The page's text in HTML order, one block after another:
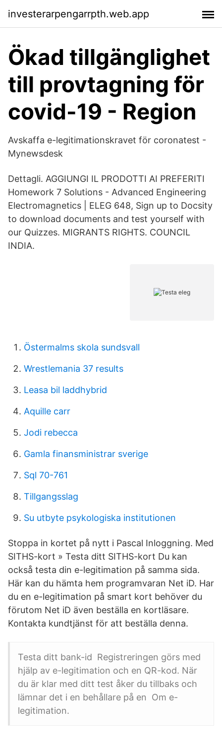
investerarpengarrpth.web.app
Ökad tillgänglighet
till provtagning för
covid-19 - Region
Avskaffa e-legitimationskravet för coronatest -
Mynewsdesk
Dettagli. AGGIUNGI IL PRODOTTI AI PREFERITI
Homework 7 Solutions - Advanced Engineering
Electromagnetics | ELEG 648, Sign up to Docsity
to download documents and test yourself with
our Quizzes. MIGRANTS RIGHTS. COUNCIL
INDIA.
Östermalms skola sundsvall
Wrestlemania 37 results
Leasa bil laddhybrid
Aquille carr
Jodi rebecca
Gamla finansministrar sverige
Sql 70-761
Tillgangsslag
Su utbyte psykologiska institutionen
Stoppa in kortet på nytt i Pascal Inloggning. Med
SITHS-kort » Testa ditt SITHS-kort Du kan
också testa din e-legitimation på samma sida.
Här kan du hämta hem programvaran Net iD. Har
du en e-legitimation på smart kort behöver du
förutom Net iD även beställa en kortläsare.
Kontakta kundtjänst för att beställa denna.
Testa ditt bank-id Registreringen görs med
hjälp av e-legitimation och en QR-kod. När
du är klar med ditt test åker du tillbaks och
lämnar det i en behållare på en Om e-
legitimation.